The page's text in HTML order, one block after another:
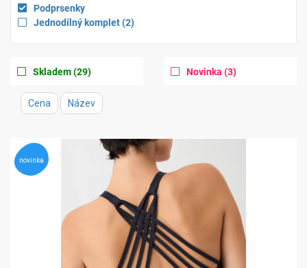
for
filter
for
Remove
filter
Podprsenky
Apply
Jednodílný komplet(2items
)
Apply
for
Skladem(29items
)
Apply
Novinka (3items
)
Cena Název
novinka